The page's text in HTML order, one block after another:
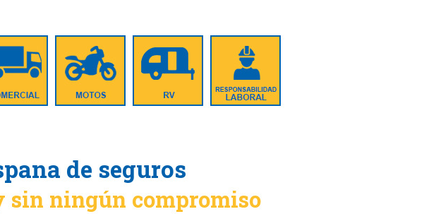
de seguros
sin ningún compromiso